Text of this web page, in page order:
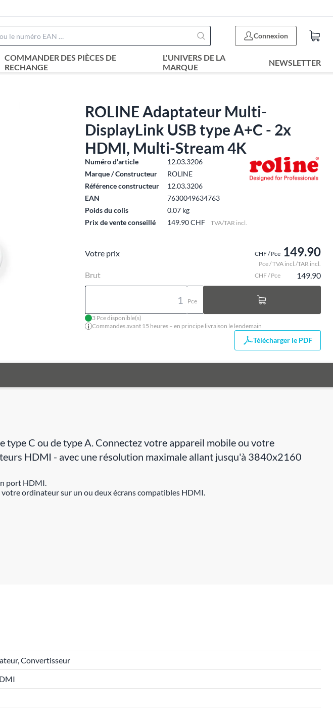
Connexion
COMMANDER DES PIÈCES DE
RECHANGE
L'UNIVERS DE LA
MARQUE
NEWSLETTER
ROLINE Adaptateur Multi-
DisplayLink USB type A+C - 2x
HDMI, Multi-Stream 4K
Numéro d'article
12.03.3206
Marque / Constructeur
ROLINE
Référence constructeur
12.03.3206
EAN
7630049634763
Poids du colis
0.07 kg
Prix de vente conseillé
149.90 CHF TVA/TAR incl.
Votre prix CHF / Pce 149.90
Pce / TVA incl./TAR incl.
Brut CHF / Pce 149.90
Pce
3 Pce disponible(s)
Commandes avant 15 heures – en principe livraison le lendemain
Télécharger le PDF
C ou de type A. Connectez votre appareil mobile ou votre
HDMI - avec une résolution maximale allant jusqu'à 3840x2160
port HDMI.
ordinateur sur un ou deux écrans compatibles HDMI.
Convertisseur